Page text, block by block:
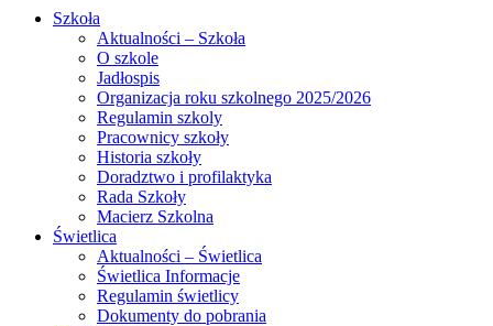
Szkoła
Aktualności – Szkoła
O szkole
Jadłospis
Organizacja roku szkolnego 2025/2026
Regulamin szkoly
Pracownicy szkoły
Historia szkoły
Doradztwo i profilaktyka
Rada Szkoły
Macierz Szkolna
Świetlica
Aktualności – Świetlica
Świetlica Informacje
Regulamin świetlicy
Dokumenty do pobrania